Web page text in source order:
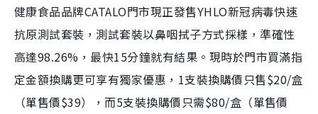
健康食品品牌CATALO門市現正發售YHLO新冠病毒快速
抗原測試套裝，測試套裝以鼻咽拭子方式採樣，準確性
高達98.26%，最快15分鐘就有結果。現時於門市買滿指
定金額換購更可享有獨家優惠，1支裝換購價只售$20/盒
（單售價$39），而5支裝換購價只需$80/盒（單售價